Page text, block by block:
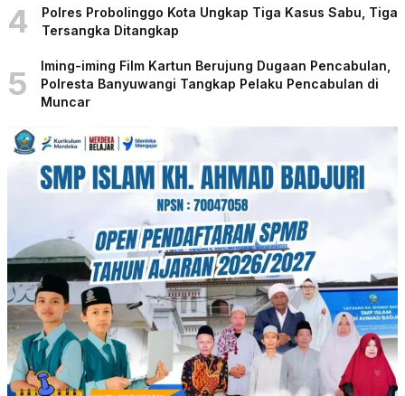
4
Polres Probolinggo Kota Ungkap Tiga Kasus Sabu, Tiga
Tersangka Ditangkap
5
Iming-iming Film Kartun Berujung Dugaan Pencabulan,
Polresta Banyuwangi Tangkap Pelaku Pencabulan di
Muncar